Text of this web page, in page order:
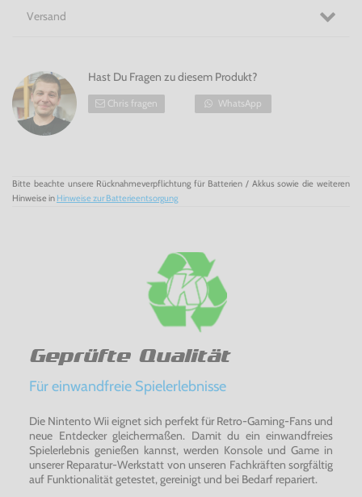
Versand
Hast Du Fragen zu diesem Produkt?
Chris fragen WhatsApp
Bitte beachte unsere Rücknahmeverpflichtung für Batterien / Akkus sowie die weiteren
Hinweise in Hinweise zur Batterieentsorgung
Geprüfte Qualität
Für einwandfreie Spielerlebnisse
Die Nintento Wii eignet sich perfekt für Retro-Gaming-Fans und
neue Entdecker gleichermaßen. Damit du ein einwandfreies
Spielerlebnis genießen kannst, werden Konsole und Game in
unserer Reparatur-Werkstatt von unseren Fachkräften sorgfältig
auf Funktionalität getestet, gereinigt und bei Bedarf repariert.